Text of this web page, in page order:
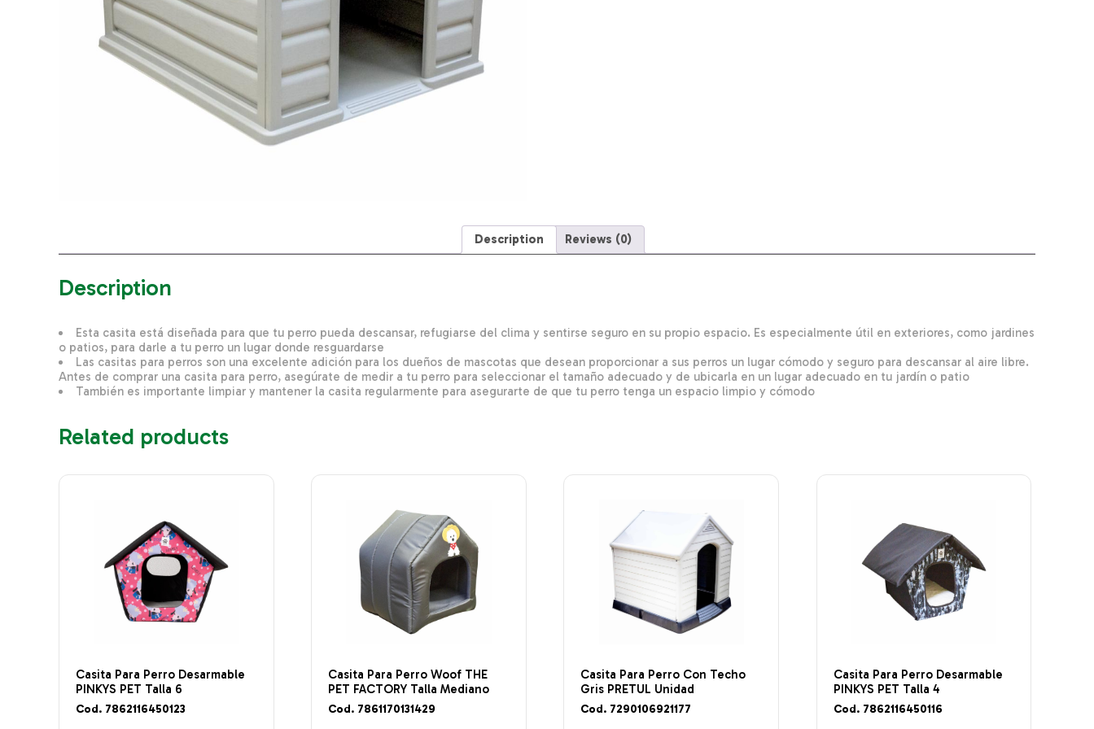
Description Reviews (0)
Description
Esta casita está diseñada para que tu perro pueda descansar, refugiarse del clima y sentirse seguro en su propio espacio. Es especialmente útil en exteriores, como jardines
o patios, para darle a tu perro un lugar donde resguardarse
Las casitas para perros son una excelente adición para los dueños de mascotas que desean proporcionar a sus perros un lugar cómodo y seguro para descansar al aire libre.
Antes de comprar una casita para perro, asegúrate de medir a tu perro para seleccionar el tamaño adecuado y de ubicarla en un lugar adecuado en tu jardín o patio
También es importante limpiar y mantener la casita regularmente para asegurarte de que tu perro tenga un espacio limpio y cómodo
Related products
Casita Para Perro Desarmable
PINKYS PET Talla 6
Cod. 7862116450123
Casita Para Perro Woof THE
PET FACTORY Talla Mediano
Cod. 7861170131429
Casita Para Perro Con Techo
Gris PRETUL Unidad
Cod. 7290106921177
Casita Para Perro Desarmable
PINKYS PET Talla 4
Cod. 7862116450116